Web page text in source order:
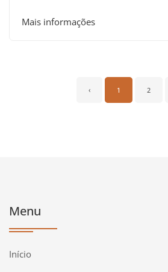
Mais informações
‹ 1 2
Menu
Início